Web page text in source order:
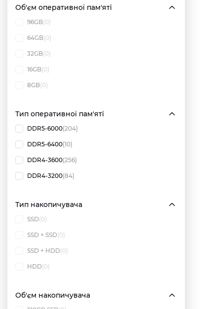
Об'єм оперативної пам'яті
96GB(0)
64GB(0)
32GB(0)
16GB(0)
8GB(0)
Тип оперативної пам'яті
DDR5-6000(204)
DDR5-6400(10)
DDR4-3600(256)
DDR4-3200(84)
Тип накопичувача
SSD(0)
SSD + SSD(0)
SSD + HDD(0)
HDD(0)
Об'єм накопичувача